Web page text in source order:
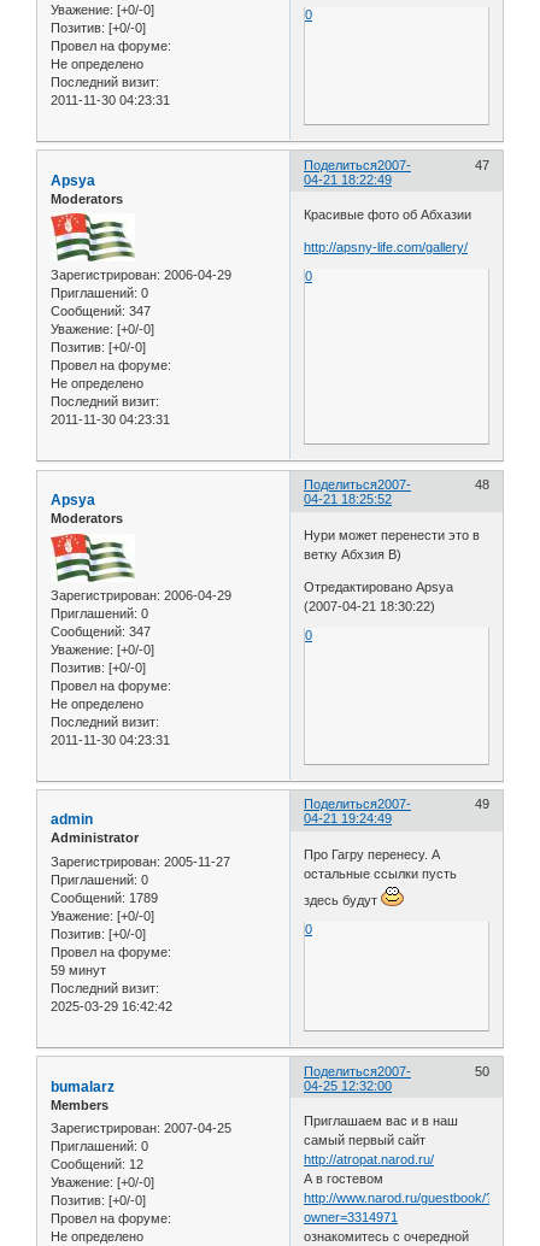
Уважение: [+0/-0]
Позитив: [+0/-0]
Провел на форуме:
Не определено
Последний визит:
2011-11-30 04:23:31
0
Поделиться 47
2007-
04-21 18:22:49
Apsya
Moderators
Зарегистрирован: 2006-04-29
Приглашений: 0
Сообщений: 347
Уважение: [+0/-0]
Позитив: [+0/-0]
Провел на форуме:
Не определено
Последний визит:
2011-11-30 04:23:31
Красивые фото об Абхазии
http://apsny-life.com/gallery/
0
Поделиться 48
2007-
04-21 18:25:52
Apsya
Moderators
Зарегистрирован: 2006-04-29
Приглашений: 0
Сообщений: 347
Уважение: [+0/-0]
Позитив: [+0/-0]
Провел на форуме:
Не определено
Последний визит:
2011-11-30 04:23:31
Нури может перенести это в
ветку Абхзия B)
Отредактировано Apsya
(2007-04-21 18:30:22)
0
Поделиться 49
2007-
04-21 19:24:49
admin
Administrator
Зарегистрирован: 2005-11-27
Приглашений: 0
Сообщений: 1789
Уважение: [+0/-0]
Позитив: [+0/-0]
Провел на форуме:
59 минут
Последний визит:
2025-03-29 16:42:42
Про Гагру перенесу. А
остальные ссылки пусть
здесь будут
0
Поделиться 50
2007-
04-25 12:32:00
bumalarz
Members
Зарегистрирован: 2007-04-25
Приглашений: 0
Сообщений: 12
Уважение: [+0/-0]
Позитив: [+0/-0]
Провел на форуме:
Не определено
Приглашаем вас и в наш
самый первый сайт
http://atropat.narod.ru/
А в гостевом
http://www.narod.ru/guestbook/?
owner=3314971
ознакомитесь с очередной